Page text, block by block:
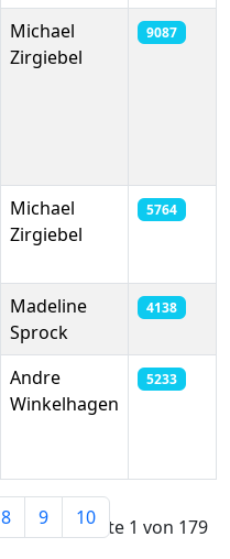
Michael
Zirgiebel
9087
Michael
Zirgiebel
5764
Madeline
Sprock
4138
Andre
Winkelhagen
5233
Seite 1 von 179
8 9 10